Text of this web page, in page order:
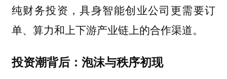
纯财务投资，具身智能创业公司更需要订
单、算力和上下游产业链上的合作渠道。
投资潮背后：泡沫与秩序初现